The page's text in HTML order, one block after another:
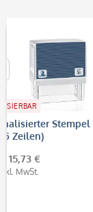
COLOP Printer
23,90 €
inkl. MwSt.